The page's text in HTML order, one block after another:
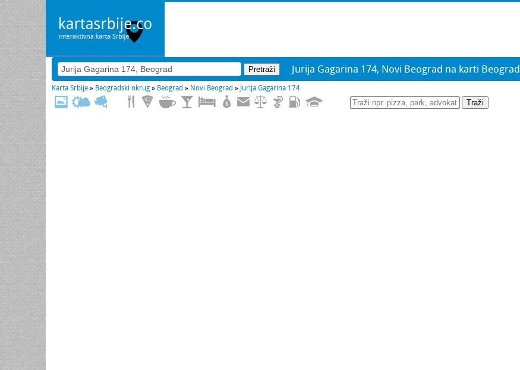
Jurija Gagarina 174, Novi Beograd na karti Beograd
Karta Srbije » Beogradski okrug » Beograd » Novi Beograd » Jurija Gagarina 174
Traži